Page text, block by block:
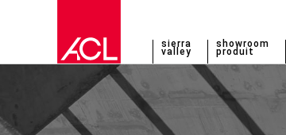
sierra
valley
showroom
produit